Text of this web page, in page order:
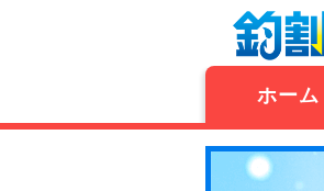
ホーム